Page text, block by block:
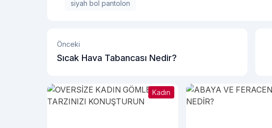
siyah bol pantolon
Önceki
Sıcak Hava Tabancası Nedir?
Kadın